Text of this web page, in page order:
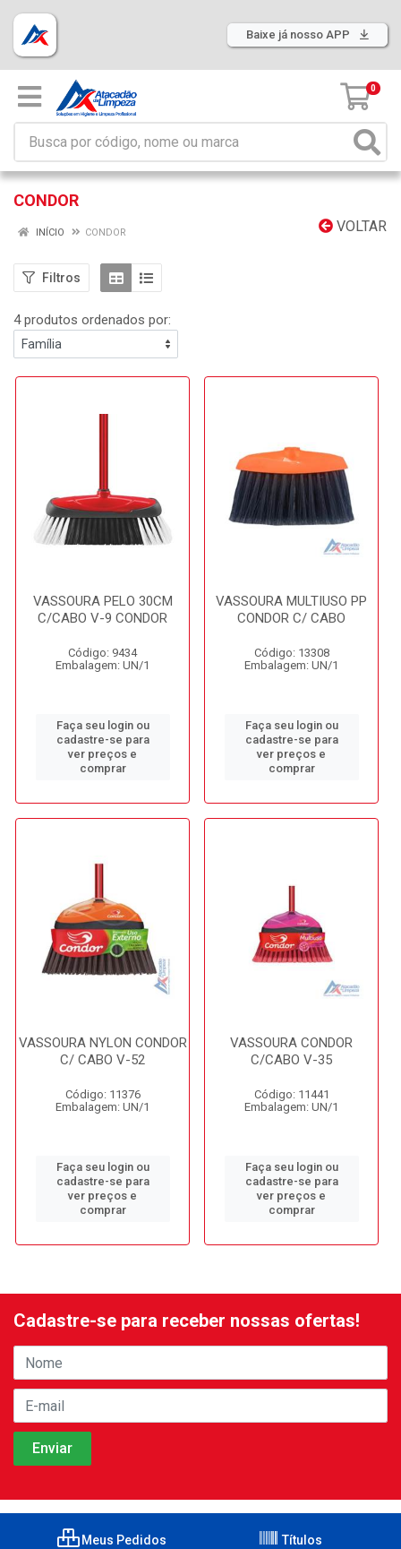
Baixe já nosso APP
0
CONDOR
VOLTAR
INÍCIO CONDOR
Filtros
4 produtos ordenados por:
VASSOURA PELO 30CM
C/CABO V-9 CONDOR
Código: 9434
Embalagem: UN/1
Faça seu login ou
cadastre-se para
ver preços e
comprar
VASSOURA MULTIUSO PP
CONDOR C/ CABO
Código: 13308
Embalagem: UN/1
Faça seu login ou
cadastre-se para
ver preços e
comprar
VASSOURA NYLON CONDOR
C/ CABO V-52
Código: 11376
Embalagem: UN/1
Faça seu login ou
cadastre-se para
ver preços e
comprar
VASSOURA CONDOR
C/CABO V-35
Código: 11441
Embalagem: UN/1
Faça seu login ou
cadastre-se para
ver preços e
comprar
Cadastre-se para receber nossas ofertas!
Meus Pedidos Títulos